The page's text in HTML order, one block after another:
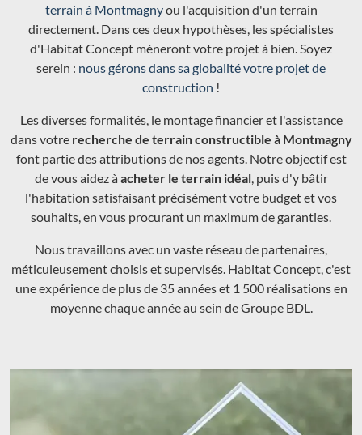
terrain à Montmagnyou l'acquisition d'un terrain
directement. Dans ces deux hypothèses, les spécialistes
d'Habitat Concept mèneront votre projet à bien. Soyez
serein : nous gérons dans sa globalité votre projet de
construction !
Les diverses formalités, le montage financier et l'assistance
dans votre recherche de terrain constructible à Montmagny
font partie des attributions de nos agents. Notre objectif est
de vous aidez àacheter le terrain idéal, puis d'y bâtir
l'habitation satisfaisant précisément votre budget et vos
souhaits, en vous procurant un maximum de garanties.
Nous travaillons avec un vaste réseau de partenaires,
méticuleusement choisis et supervisés. Habitat Concept, c'est
une expérience de plus de 35 années et 1 500 réalisations en
moyenne chaque année au sein de Groupe BDL.